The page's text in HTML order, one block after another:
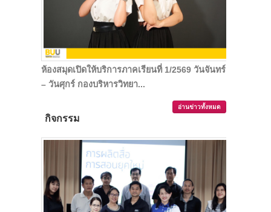
ห้องสมุดเปิดให้บริการภาคเรียนที่ 1/2569 วันจันทร์
– วันศุกร์ กองบริหารวิทยา...
อ่านข่าวทั้งหมด
กิจกรรม